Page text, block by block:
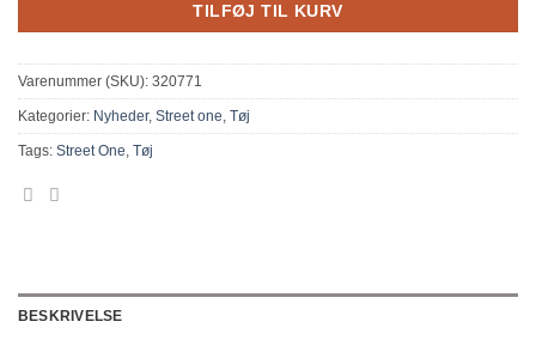
TILFØJ TIL KURV
Varenummer (SKU): 320771
Kategorier: Nyheder, Street one Tøj
Tags: Street One Tøj
BESKRIVELSE